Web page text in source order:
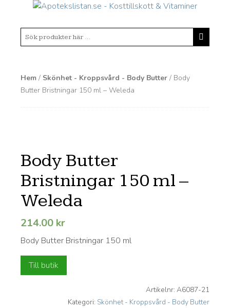
Hem / Skönhet - Kroppsvård - Body Butter / Body
Butter Bristningar 150 ml – Weleda
Body Butter
Bristningar 150 ml –
Weleda
214.00 kr
Body Butter Bristningar 150 ml
Till butik
Artikelnr: A6087-21
Kategori: Skönhet - Kroppsvård - Body Butter